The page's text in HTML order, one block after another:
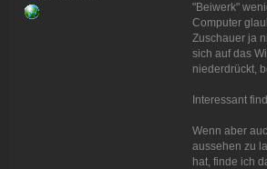
"Beiwerk"
Computer
Zuschauer ja
sich auf das
niederdrückt,
Interessant
Wenn aber
aussehen zu
hat, finde ich